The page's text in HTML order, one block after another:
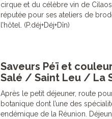
cirque et du célèbre vin de
réputée pour ses ateliers de
l’hôtel. (P.déj+Déj+Dîn)
Saveurs Péï et
Salé / Saint Leu / La
Après le petit déjeuner, route
botanique dont l’une des
endémique de la Réunion.